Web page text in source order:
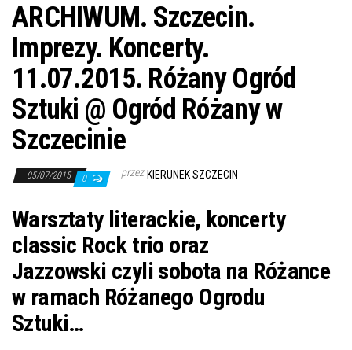
ARCHIWUM. Szczecin.
Imprezy. Koncerty.
11.07.2015. Różany Ogród
Sztuki @ Ogród Różany w
Szczecinie
05/07/2015 0 przez KIERUNEK SZCZECIN
Warsztaty literackie, koncerty
classic Rock trio oraz
Jazzowski czyli sobota na Różance
w ramach Różanego Ogrodu
Sztuki…